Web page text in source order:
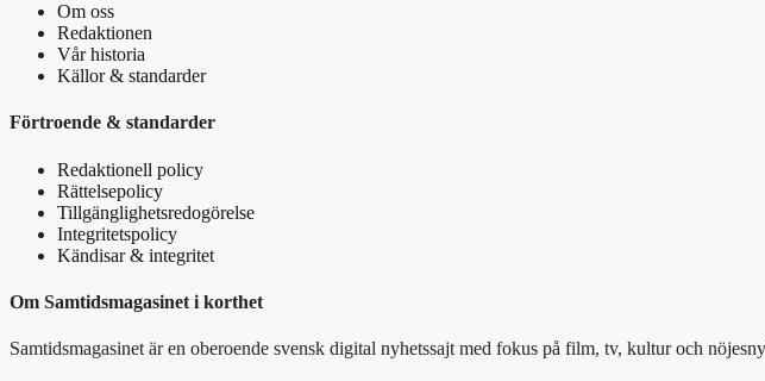
Om oss
Redaktionen
Vår historia
Källor & standarder
Förtroende & standarder
Redaktionell policy
Rättelsepolicy
Tillgänglighetsredogörelse
Integritetspolicy
Kändisar & integritet
Om Samtidsmagasinet i korthet
Samtidsmagasinet är en oberoende svensk digital nyhetssajt med fokus på film, tv, kultur och